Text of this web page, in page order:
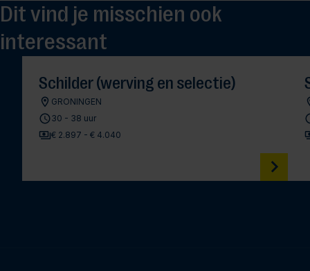
Dit vind je misschien ook
interessant
Schilder (werving en selectie)
GRONINGEN
30 - 38 uur
€ 2.897 - € 4.040